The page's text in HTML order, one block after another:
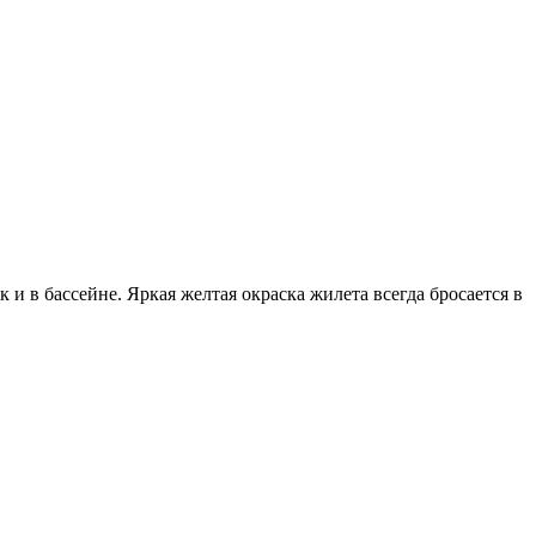
бассейне. Яркая желтая окраска жилета всегда бросается в